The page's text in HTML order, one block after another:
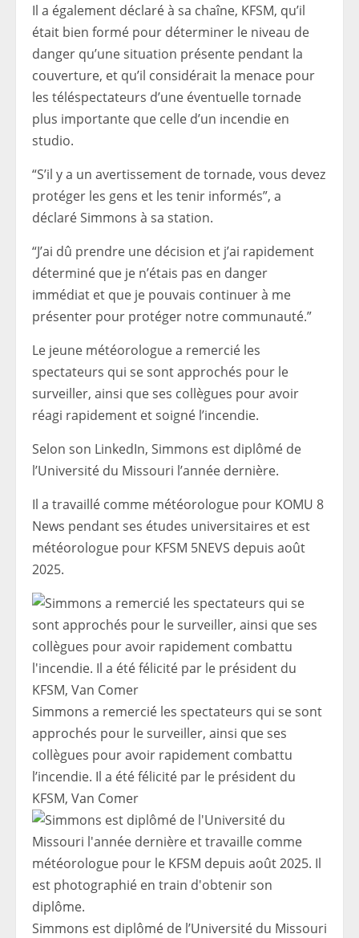
Il a également déclaré à sa chaîne, KFSM, qu’il
était bien formé pour déterminer le niveau de
danger qu’une situation présente pendant la
couverture, et qu’il considérait la menace pour
les téléspectateurs d’une éventuelle tornade
plus importante que celle d’un incendie en
studio.
“S’il y a un avertissement de tornade, vous devez
protéger les gens et les tenir informés”, a
déclaré Simmons à sa station.
“J’ai dû prendre une décision et j’ai rapidement
déterminé que je n’étais pas en danger
immédiat et que je pouvais continuer à me
présenter pour protéger notre communauté.”
Le jeune météorologue a remercié les
spectateurs qui se sont approchés pour le
surveiller, ainsi que ses collègues pour avoir
réagi rapidement et soigné l’incendie.
Selon son LinkedIn, Simmons est diplômé de
l’Université du Missouri l’année dernière.
Il a travaillé comme météorologue pour KOMU 8
News pendant ses études universitaires et est
météorologue pour KFSM 5NEVS depuis août
2025.
Simmons a remercié les spectateurs qui se sont
approchés pour le surveiller, ainsi que ses
collègues pour avoir rapidement combattu
l’incendie. Il a été félicité par le président du
KFSM, Van Comer
Simmons est diplômé de l’Université du Missouri